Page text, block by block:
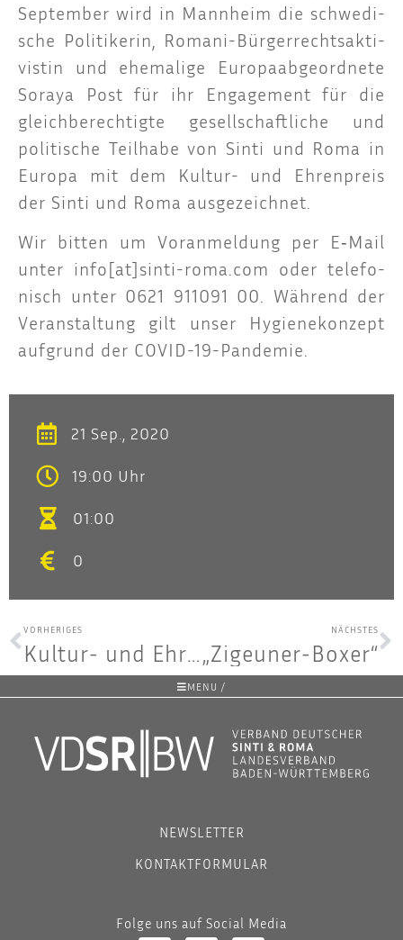
Sep­tem­ber wird in Mann­heim die schwe­di­
sche Poli­ti­ke­rin, Roma­ni-Bür­ger­rechts­ak­ti­
vis­tin und ehe­ma­li­ge Euro­pa­ab­ge­ord­ne­te
Sora­ya Post für ihr Enga­ge­ment für die
gleich­be­rech­tig­te gesell­schaft­li­che und
poli­ti­sche Teil­ha­be von Sin­ti und Roma in
Euro­pa mit dem Kul­tur- und Ehren­preis
der Sin­ti und Roma ausgezeichnet.
Wir bit­ten um Vor­anmel­dung per E‑Mail
unter info[at]sinti-roma.com oder tele­fo­
nisch unter 0621 911091 00. Wäh­rend der
Ver­an­stal­tung gilt unser Hygie­ne­kon­zept
auf­grund der COVID-19-Pandemie.
21 Sep., 2020
19:00 Uhr
01:00
0
VORHERIGES
Kul­tur- und Ehren­preis der Sin­ti und Roma 2020
NÄCHSTES
„Zigeu­ner-Boxer“
MENU /
NEWSLETTER
KONTAKTFORMULAR
Folge uns auf Social Media